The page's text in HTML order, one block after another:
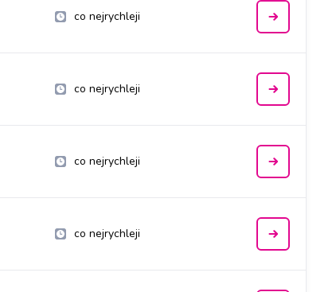
co nejrychleji
co nejrychleji
co nejrychleji
co nejrychleji